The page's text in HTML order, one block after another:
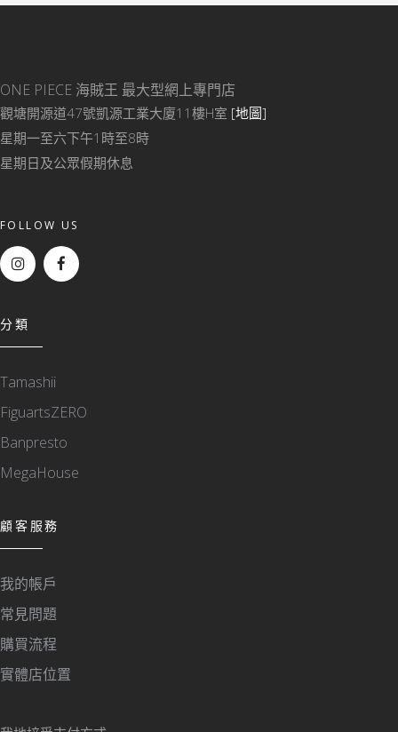
ONE PIECE 海賊王 最大型網上專門店
觀塘開源道47號凱源工業大廈11樓H室 [地圖]
星期一至六下午1時至8時
星期日及公眾假期休息
FOLLOW US
分類
Tamashii
FiguartsZERO
Banpresto
MegaHouse
顧客服務
我的帳戶
常見問題
購買流程
實體店位置